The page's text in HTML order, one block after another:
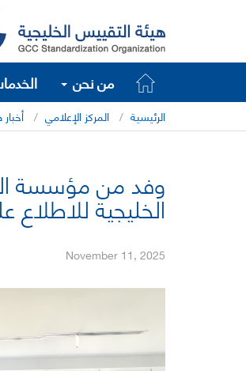
من نحن
الرئيسية المركز الإعلامي
وفد من مؤسسة
الخليجية
November 11, 2025